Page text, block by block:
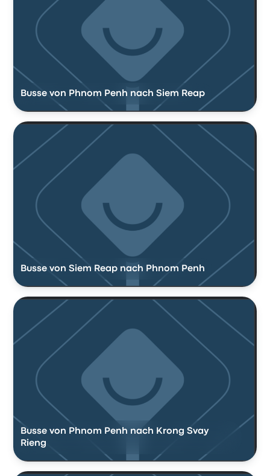
Busse von Phnom Penh nach Siem Reap
Busse von Siem Reap nach Phnom Penh
Busse von Phnom Penh nach Krong Svay
Rieng